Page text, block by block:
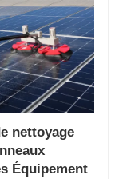
nettoyage
Équipement